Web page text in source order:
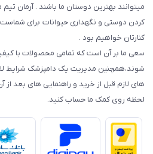
میتوانند بهترین دوستان ما باشند . آرمان
کردن دوستی و نگهداری حیوانات برای
کنارتان خواهیم بود .
سعی ما بر آن است که تمامی محصولات با
شوند،همچنین مدیریت یک دامپزشک شرایط
های لازم قبل از خرید و راهنمایی های بعد
لحظه روی کمک ما حساب کنید.